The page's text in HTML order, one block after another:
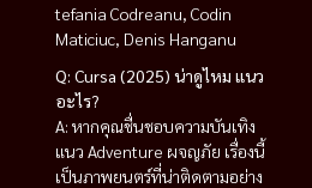
tefania Codreanu, Codin
Maticiuc, Denis Hanganu
Q: Cursa (2025) น่าดูไหม แนว
อะไร?
A: หากคุณชื่นชอบความบันเทิง
แนว Adventure ผจญภัย เรื่องนี้
เป็นภาพยนตร์ที่น่าติดตามอย่าง